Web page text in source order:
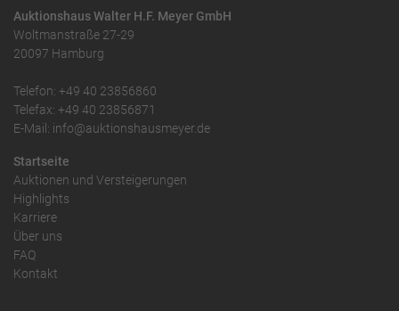
Auktionshaus Walter H.F. Meyer GmbH
Woltmanstraße 27-29
20097 Hamburg
Telefon: +49 40 23856860
Telefax: +49 40 23856871
E-Mail: info@auktionshausmeyer.de
Startseite
Auktionen und Versteigerungen
Highlights
Karriere
Über uns
FAQ
Kontakt